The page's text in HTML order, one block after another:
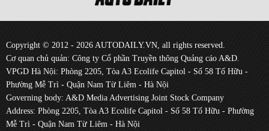
Copyright © 2012 - 2026 AUTODAILY.VN, all rights reserved.
Cơ quan chủ quản: Công ty Cổ phần Truyền thông Quảng cáo A&D.
VPGD Hà Nội: Phòng 2205, Tòa A3 Ecolife Capitol - Số 58 Tố Hữu -
Phường Mễ Trì - Quận Nam Từ Liêm - Hà Nội
Governing body: A&D Media Advertising Joint Stock Company
Address: Phòng 2205, Tòa A3 Ecolife Capitol - Số 58 Tố Hữu - Phường
Mễ Trì - Quận Nam Từ Liêm - Hà Nội